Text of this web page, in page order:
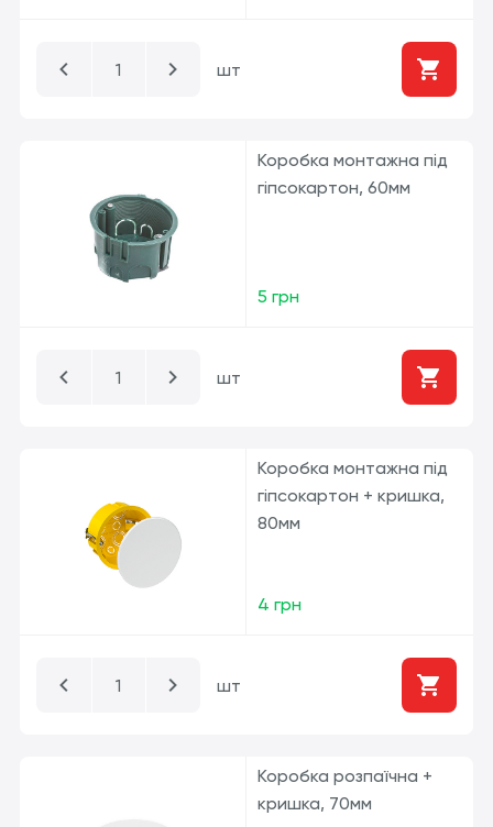
шт
Коробка монтажна під
гіпсокартон, 60мм
5 грн
шт
Коробка монтажна під
гіпсокартон + кришка,
80мм
4 грн
шт
Коробка розпаїчна +
кришка, 70мм